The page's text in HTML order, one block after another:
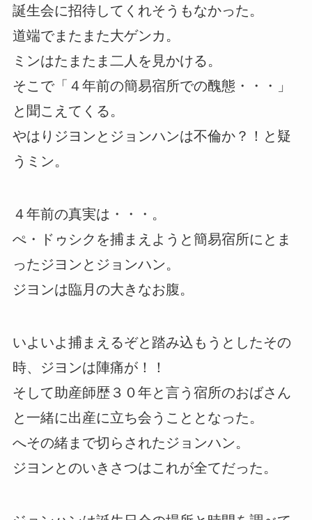
誕生会に招待してくれそうもなかった。
道端でまたまた大ゲンカ。
ミンはたまたま二人を見かける。
そこで「４年前の簡易宿所での醜態・・・」
と聞こえてくる。
やはりジヨンとジョンハンは不倫か？！と疑
うミン。
４年前の真実は・・・。
ぺ・ドゥシクを捕まえようと簡易宿所にとま
ったジヨンとジョンハン。
ジヨンは臨月の大きなお腹。
いよいよ捕まえるぞと踏み込もうとしたその
時、ジヨンは陣痛が！！
そして助産師歴３０年と言う宿所のおばさん
と一緒に出産に立ち会うこととなった。
へその緒まで切らされたジョンハン。
ジヨンとのいきさつはこれが全てだった。